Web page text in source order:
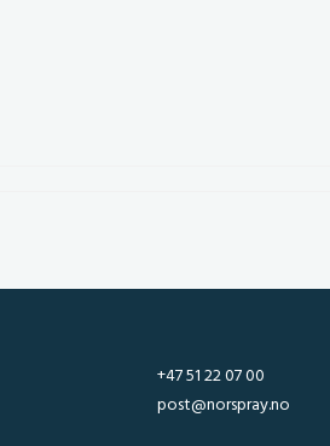
+47 51 22 07 00
post@norspray.no